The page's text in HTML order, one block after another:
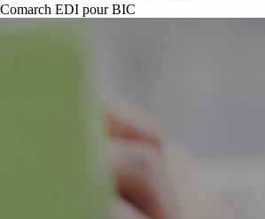
Comarch EDI pour BIC